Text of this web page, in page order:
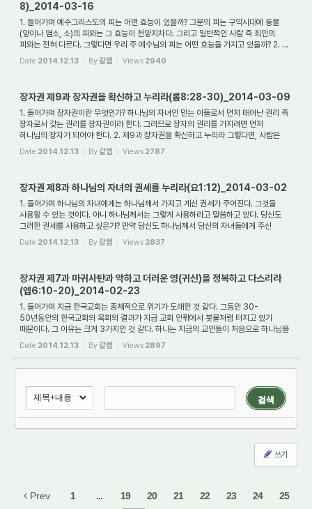
8)_2014-03-16
1. 들어가며 예수그리스도의 피는 어떤 효능이 있을까? 그분의 피는 구약시대에 동물
(양이나 염소, 소)의 피와는 그 효능이 천양지차다. 그리고 일반적인 사람 즉 죄인의
피와는 전혀 다르다. 그렇다면 우리 주 예수님의 피는 어떤 효능을 가지고 있을까? 2. ...
Date 2014.12.13 By갈렙 Views 2940
장자권 제9과 장자권을 확신하고 누리라(롬8:28-30)_2014-03-09
1. 들어가며 장자권이란 무엇인가? 하나님의 자녀인 믿는 이들로서 먼저 태어난 권리 즉
장자로서 갖는 권리를 장자권이라 한다. 그러므로 장자의 권리를 가지려면 먼저
하나님의 장자가 되어야 한다. 2. 제9과 장자권을 확신하고 누리라 그렇다면, 사람은
어...
Date 2014.12.13 By갈렙 Views 2787
장자권 제8과 하나님의 자녀의 권세를 누리라(요1:12)_2014-03-02
1. 들어가며 하나님의 자녀에게는 하나님께서 가지고 계신 권세가 주어진다. 그것을
사용할 수 있는 것이다. 아니 하나님께서는 그렇게 사용하라고 말씀하고 있다. 당신도
그러한 권세를 사용하고 싶은가? 만약 당신도 하나님께서 당신의 자녀들에게 주신
권세...
Date 2014.12.13 By갈렙 Views 2837
장자권 제7과 마귀사탄과 악하고 더러운 영(귀신)을 정복하고 다스리라
(엡6:10-20)_2014-02-23
1. 들어가며 지금 한국교회는 총체적으로 위기가 도래한 것 같다. 그동안 30-
50년동안의 한국교회의 목회의 결과가 지금 교회 안팎에서 봇물처럼 터지고 있기
때문이다. 그 이유는 크게 3가지인 것 같다. 하나는 지금의 교인들이 처음으로 하나님을
만났을 때,...
Date 2014.12.13 By갈렙 Views 2897
검색
쓰기
Prev 1 ... 19 20 21 22 23 24 25